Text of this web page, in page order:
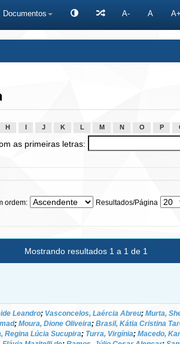
Documentos A- A A+
H J K L M N O P
as primeiras letras:
ordem: Resultados/Página
Mostrando resultados 1 a 1 de 1
Leandro; Vasconcelos, Laércia Abreu; Murta,
; Moura, Dione Oliveira; Brasil, Kátia Cristina
Regina Lúcia Sucupira; Turra, Virgínia; Macedo,